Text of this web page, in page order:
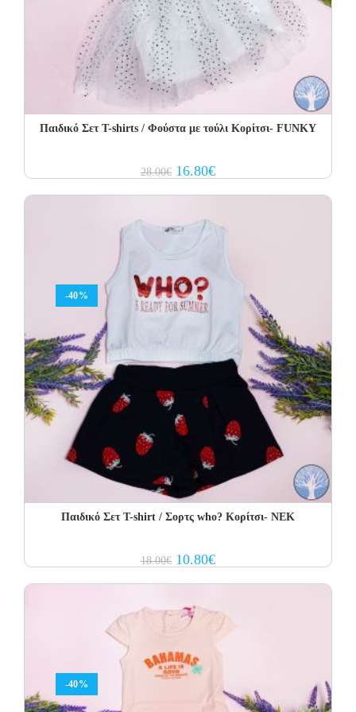
Παιδικό Σετ Τ-shirts / Φούστα με τούλι Κορίτσι- FUNKY
28.00€ Original
price
16.80€Current
price
-40%
Παιδικό Σετ Τ-shirt / Σορτς who? Κορίτσι- NEK
18.00€ Original
price
10.80€Current
price
-40%